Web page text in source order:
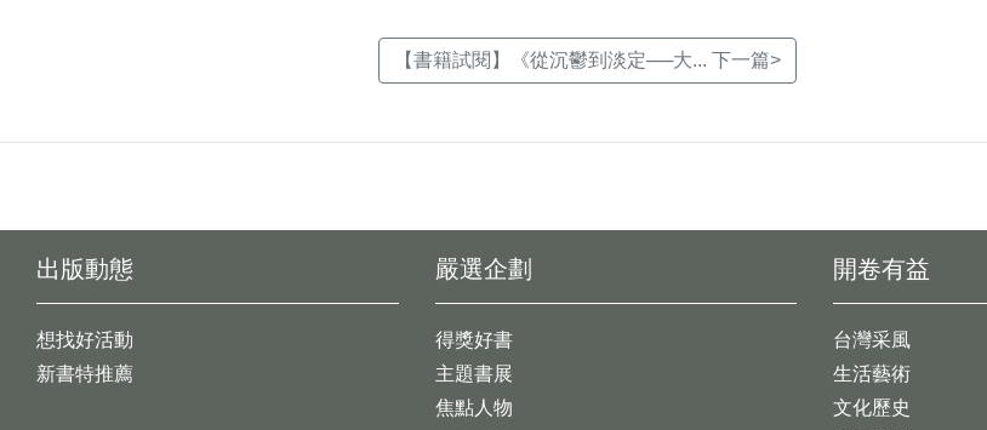
【書籍試閱】《從沉鬱到淡定──大... 下一篇>
出版動態
想找好活動
新書特推薦
開卷有益
台灣采風
生活藝術
文化歷史
嚴選企劃
得獎好書
主題書展
焦點人物